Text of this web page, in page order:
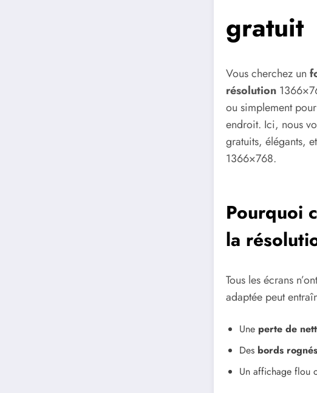
gratuit
Vous cherchez un
résolution
ou simplement
endroit. Ici, nous
gratuits, élégants,
1366×768.
Pourquoi
la
Tous les écrans
adaptée peut
Une perte de
Des bords
Un affichage flou